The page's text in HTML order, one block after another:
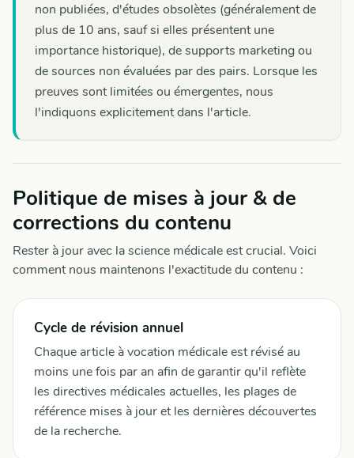
non publiées, d'études obsolètes (généralement de
plus de 10 ans, sauf si elles présentent une
importance historique), de supports marketing ou
de sources non évaluées par des pairs. Lorsque les
preuves sont limitées ou émergentes, nous
l'indiquons explicitement dans l'article.
Politique de mises à jour & de
corrections du contenu
Rester à jour avec la science médicale est crucial. Voici
comment nous maintenons l'exactitude du contenu :
Cycle de révision annuel
Chaque article à vocation médicale est révisé au
moins une fois par an afin de garantir qu'il reflète
les directives médicales actuelles, les plages de
référence mises à jour et les dernières découvertes
de la recherche.